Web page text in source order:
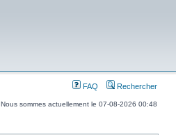
FAQ Rechercher
Nous sommes actuellement le 07-08-2026 00:48